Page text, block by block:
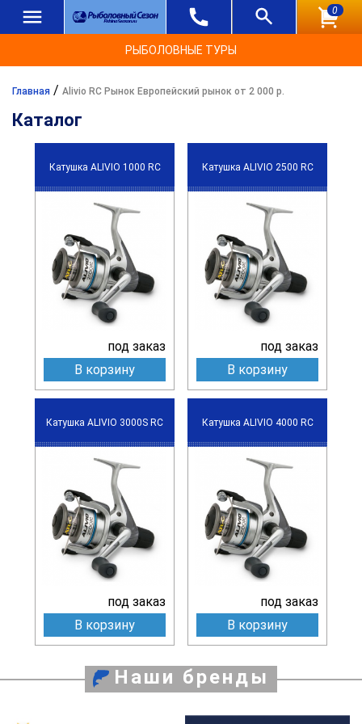
0
РЫБОЛОВНЫЕ ТУРЫ
Главная / Alivio RC Рынок Европейский рынок от 2 000 р.
Каталог
Катушка ALIVIO 1000 RC
под заказ
В корзину
Катушка ALIVIO 2500 RC
под заказ
В корзину
Катушка ALIVIO 3000S RC
под заказ
В корзину
Катушка ALIVIO 4000 RC
под заказ
В корзину
Наши бренды